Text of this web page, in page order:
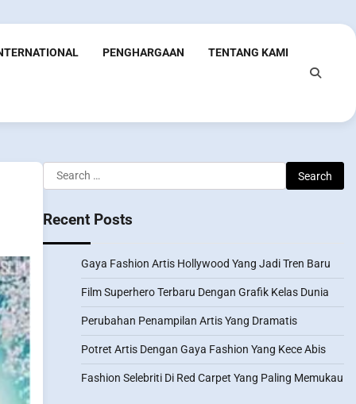
PENGHARGAAN TENTANG KAMI
Search
for:
Recent Posts
Gaya Fashion Artis Hollywood Yang Jadi Tren Baru
Film Superhero Terbaru Dengan Grafik Kelas Dunia
Perubahan Penampilan Artis Yang Dramatis
Potret Artis Dengan Gaya Fashion Yang Kece Abis
Fashion Selebriti Di Red Carpet Yang Paling Memukau